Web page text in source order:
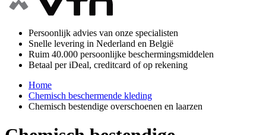
Persoonlijk advies van onze specialisten
Snelle levering in Nederland en België
Ruim 40.000 persoonlijke beschermingsmiddelen
Betaal per iDeal, creditcard of op rekening
Home
Chemisch beschermende kleding
Chemisch bestendige overschoenen en laarzen